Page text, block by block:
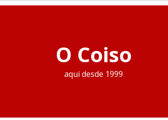
O Coiso
aqui desde 1999